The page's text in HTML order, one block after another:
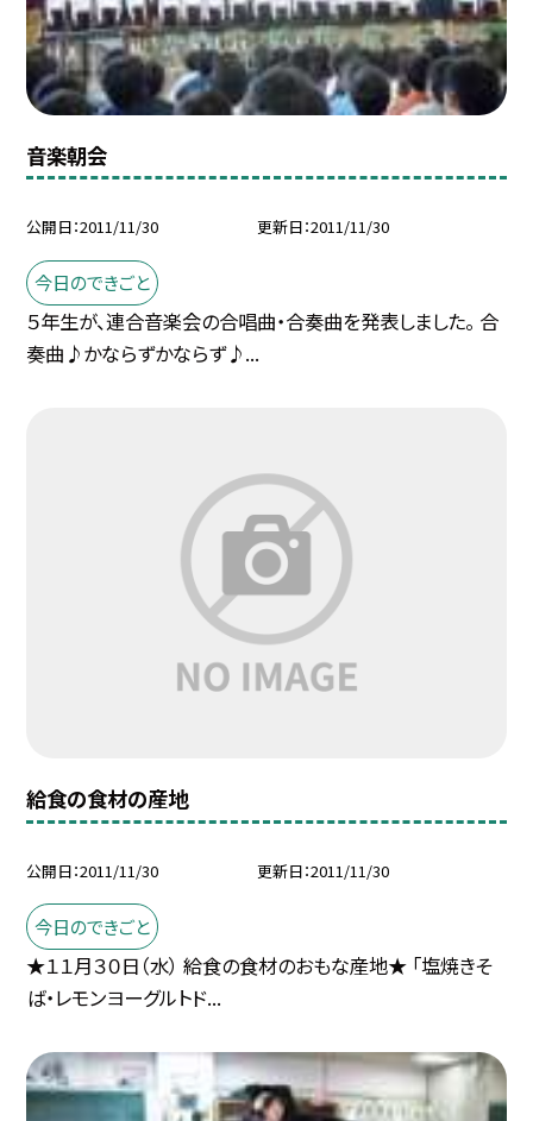
音楽朝会
公開日 2011/11/30 更新日 2011/11/30
今日のできごと
５年生が、連合音楽会の合唱曲・合奏曲を発表しました。 合
奏曲♪かならずかならず♪...
給食の食材の産地
公開日 2011/11/30 更新日 2011/11/30
今日のできごと
★１１月３０日（水） 給食の食材のおもな産地★ 「塩焼きそ
ば・レモンヨーグルトド...